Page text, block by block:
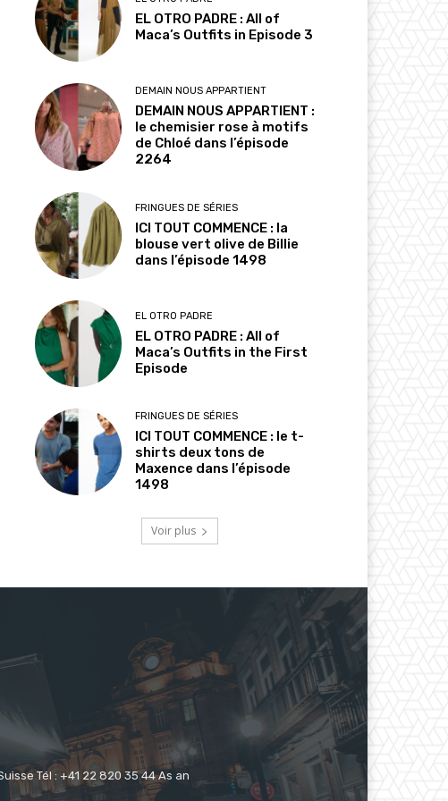
EL OTRO PADRE : All of
Maca’s Outfits in Episode 3
DEMAIN NOUS APPARTIENT
DEMAIN NOUS APPARTIENT :
le chemisier rose à motifs
de Chloé dans l’épisode
2264
FRINGUES DE SÉRIES
ICI TOUT COMMENCE : la
blouse vert olive de Billie
dans l’épisode 1498
EL OTRO PADRE
EL OTRO PADRE : All of
Maca’s Outfits in the First
Episode
FRINGUES DE SÉRIES
ICI TOUT COMMENCE : le t-
shirts deux tons de
Maxence dans l’épisode
1498
Voir plus
Tél : +41 22 820 35 44 As an